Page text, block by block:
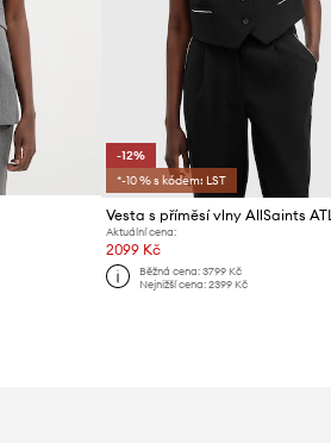
-12%
*-10 % s kódem: LST
Aktuální cena:
2099 Kč
Běžná cena: 3799 Kč
Nejnižší cena: 2399 Kč